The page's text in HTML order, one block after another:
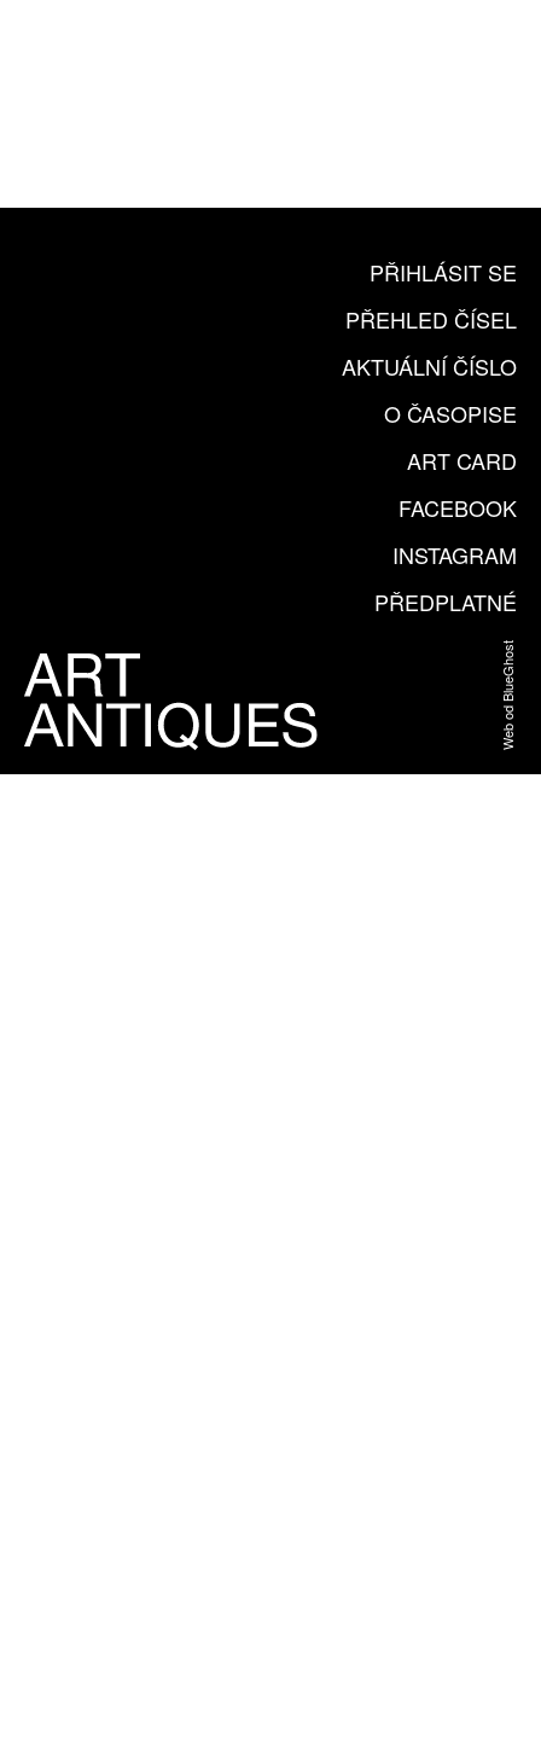
PŘIHLÁSIT SE
PŘEHLED ČÍSEL
AKTUÁLNÍ ČÍSLO
O ČASOPISE
ART CARD
FACEBOOK
INSTAGRAM
PŘEDPLATNÉ
Web od BlueGhost